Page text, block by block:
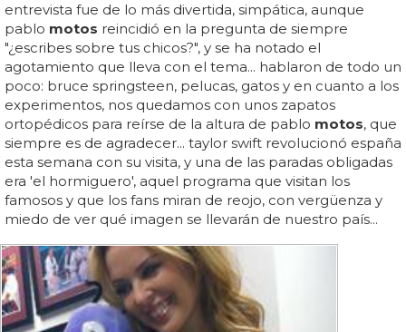
entrevista fue de lo más divertida, simpática, aunque
pablo motos reincidió en la pregunta de siempre
"¿escribes sobre tus chicos?", y se ha notado el
agotamiento que lleva con el tema... hablaron de todo un
poco: bruce springsteen, pelucas, gatos y en cuanto a los
experimentos, nos quedamos con unos zapatos
ortopédicos para reírse de la altura de pablo motos, que
siempre es de agradecer... taylor swift revolucionó españa
esta semana con su visita, y una de las paradas obligadas
era 'el hormiguero', aquel programa que visitan los
famosos y que los fans miran de reojo, con vergüenza y
miedo de ver qué imagen se llevarán de nuestro país...